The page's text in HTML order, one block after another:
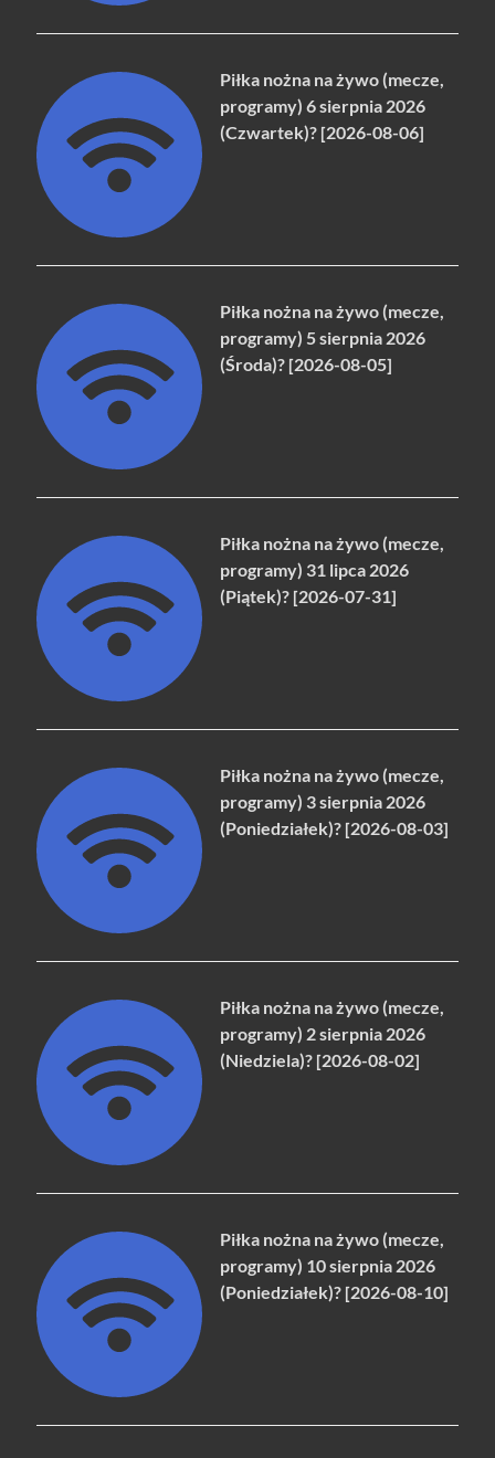
Piłka nożna na żywo (mecze,
programy) 6 sierpnia 2026
(Czwartek)? [2026-08-06]
Piłka nożna na żywo (mecze,
programy) 5 sierpnia 2026
(Środa)? [2026-08-05]
Piłka nożna na żywo (mecze,
programy) 31 lipca 2026
(Piątek)? [2026-07-31]
Piłka nożna na żywo (mecze,
programy) 3 sierpnia 2026
(Poniedziałek)? [2026-08-03]
Piłka nożna na żywo (mecze,
programy) 2 sierpnia 2026
(Niedziela)? [2026-08-02]
Piłka nożna na żywo (mecze,
programy) 10 sierpnia 2026
(Poniedziałek)? [2026-08-10]